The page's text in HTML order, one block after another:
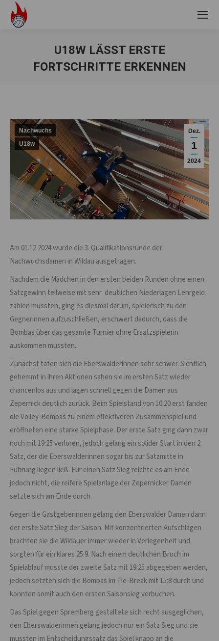
U18W LÄSST ERSTE
FORTSCHRITTE ERKENNEN
Dez.
1
2024
Nachwuchs
U18w
Am 01.12.2024 wurde die 3. Qualifikationsrunde der
Nachwuchsdamen in Wildau ausgetragen.
Nachdem die Mädchen in den ersten beiden Runden ohne einen
Satzgewinn teilweise mit sehr deutlichen Niederlagen Lehrgeld
zahlen mussten, ging es diesmal darum, spielerisch zu den
Gegnerinnen aufzuschließen, erschwert dadurch, dass die
Bombas über das gesamte Turnier ohne Ersatzspielerin
auskommen mussten.
Zunächst taten sich die Eberswalderinnen sehr schwer. Sichtlich
gehemmt in ihren Aktionen sahen sie im ersten Satz wieder
chancenlos aus und lagen schnell gegen die Damen aus
Zepernick deutlich zurück. Beim Spielstand von 10:20 erst fanden
die Volley-Bombas zu einem effektiveren Zusammenspiel und
eröffneten eine starke Spielphase. Der erste Satz ging dann zwar
noch mit 19:25 verloren, jedoch gelang ein solider Start in den 2.
Satz, der die Eberswalderinnen sogar bis zur Satzmitte in
Führung liegen ließ. Für einen Satz Sieg reichte es am Ende
jedoch nicht, die reifere Spielanlage der Zepernicker Damen
setzte sich am Ende durch.
Gegen die Gastgeberinnen gelang den Eberswalder Damen dann
der erste Satz Sieg der Saison. Mit konzentrierten Aufschlägen
brachten sie die Wildauer immer wieder in Verlegenheit und
sorgten für ein klares 25:9. Nach einem deutlichen Bruch im
Spielablauf musste der zweite Satz mit 19:25 abgegeben werden,
jedoch setzten sich die Bombas im Tie-Break mit 15:8 durch und
konnten somit auch den ersten Saisonsieg verbuchen.
Das Spiel gegen Spremberg gestaltete sich recht ausgeglichen,
den Eberswalderinnen gelang jedoch nur ein Satz Sieg und sie
mussten im Entscheidungssatz das Spiel knapp an die